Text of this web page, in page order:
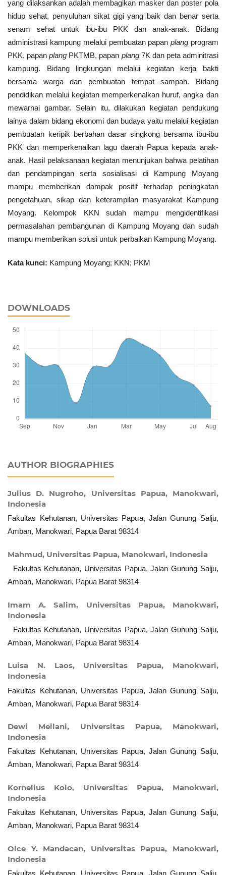
yang dilaksankan adalah membagikan masker dan poster pola
hidup sehat, penyuluhan sikat gigi yang baik dan benar serta
senam sehat untuk ibu-ibu PKK dan anak-anak. Bidang
administrasi kampung melalui pembuatan papan plangprogram
PKK, papanplang PKTMB, papan plang7K dan peta adminitrasi
kampung. Bidang lingkungan melalui kegiatan kerja bakti
bersama warga dan pembuatan tempat sampah. Bidang
pendidikan melalui kegiatan memperkenalkan huruf, angka dan
mewarnai gambar. Selain itu, dilakukan kegiatan pendukung
lainya dalam bidang ekonomi dan budaya yaitu melalui kegiatan
pembuatan keripik berbahan dasar singkong bersama ibu-ibu
PKK dan memperkenalkan lagu daerah Papua kepada anak-
anak. Hasil pelaksanaan kegiatan menunjukan bahwa pelatihan
dan pendampingan serta sosialisasi di Kampung Moyang
mampu memberikan dampak positif terhadap peningkatan
pengetahuan, sikap dan keterampilan masyarakat Kampung
Moyang. Kelompok KKN sudah mampu mengidentifikasi
permasalahan pembangunan di Kampung Moyang dan sudah
mampu memberikan solusi untuk perbaikan Kampung Moyang.
Kata kunci: Kampung Moyang; KKN; PKM
DOWNLOADS
AUTHOR BIOGRAPHIES
Julius D. Nugroho, Universitas Papua, Manokwari,
Indonesia
Fakultas Kehutanan, Universitas Papua, Jalan Gunung Salju,
Amban, Manokwari, Papua Barat 98314
Mahmud, Universitas Papua, Manokwari, Indonesia
Fakultas Kehutanan, Universitas Papua, Jalan Gunung Salju,
Amban, Manokwari, Papua Barat 98314
Imam A. Salim, Universitas Papua, Manokwari,
Indonesia
Fakultas Kehutanan, Universitas Papua, Jalan Gunung Salju,
Amban, Manokwari, Papua Barat 98314
Luisa N. Laos, Universitas Papua, Manokwari,
Indonesia
Fakultas Kehutanan, Universitas Papua, Jalan Gunung Salju,
Amban, Manokwari, Papua Barat 98314
Dewi Meilani, Universitas Papua, Manokwari,
Indonesia
Fakultas Kehutanan, Universitas Papua, Jalan Gunung Salju,
Amban, Manokwari, Papua Barat 98314
Kornelius Kolo, Universitas Papua, Manokwari,
Indonesia
Fakultas Kehutanan, Universitas Papua, Jalan Gunung Salju,
Amban, Manokwari, Papua Barat 98314
Olce Y. Mandacan, Universitas Papua, Manokwari,
Indonesia
Fakultas Kehutanan, Universitas Papua, Jalan Gunung Salju,